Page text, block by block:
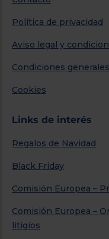
Política de privacidad
Aviso legal y
Condiciones
Cookies
Links de interés
Regalos de Navidad
Black Friday
Comisión Europea –
Comisión Europea –
litigios